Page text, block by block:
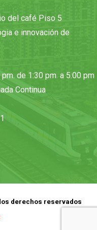
del café Piso 5
e innovación de
de 1:30 pm. a 5:00 pm
Continua
derechos reservados